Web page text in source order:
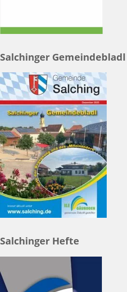
Salchinger Gemeindebladl
Salchinger Hefte